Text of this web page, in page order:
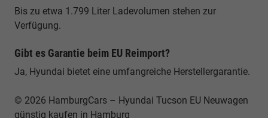
Bis zu etwa 1.799 Liter Ladevolumen stehen zur
Verfügung.
Gibt es Garantie beim EU Reimport?
Ja, Hyundai bietet eine umfangreiche Herstellergarantie.
© 2026 HamburgCars – Hyundai Tucson EU Neuwagen
günstig kaufen in Hamburg